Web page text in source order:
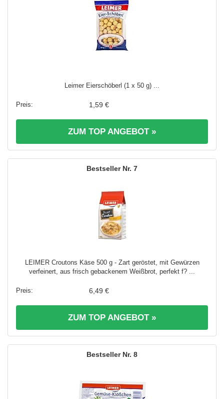
Leimer Eierschöberl (1 x 50 g) ...
1,59 €
ZUM TOP ANGEBOT »
7
LEIMER Croutons Käse 500 g - Zart geröstet, mit Gewürzen
verfeinert, aus frisch gebackenem Weißbrot, perfekt f? ...
6,49 €
ZUM TOP ANGEBOT »
8